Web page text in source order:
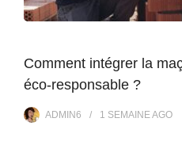
Comment intégrer la
éco-responsable ?
ADMIN6 1 SEMAINE AGO